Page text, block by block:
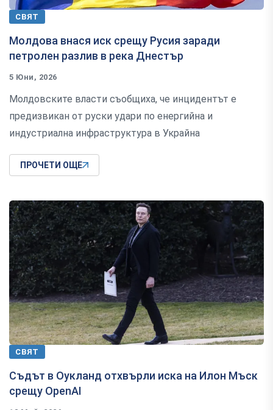
СВЯТ
Молдова внася иск срещу Русия заради
петролен разлив в река Днестър
5 Юни, 2026
Молдовските власти съобщиха, че инцидентът е
предизвикан от руски удари по енергийна и
индустриална инфраструктура в Украйна
ПРОЧЕТИ ОЩЕ
СВЯТ
Съдът в Оукланд отхвърли иска на Илон Мъск
срещу OpenAI